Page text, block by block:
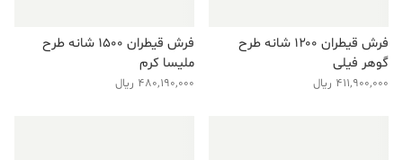
فرش قیطران ۱۲۰۰ شانه طرح
گوهر فیلی
411,900,000 ریال
فرش قیطران ۱۵۰۰ شانه طرح
ملیسا کرم
480,190,000 ریال